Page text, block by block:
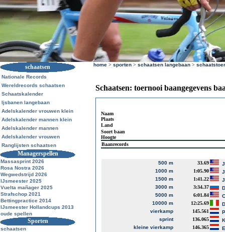
schaatsen
Nationale Records
Wereldrecords schaatsen
Schaatskalender
Ijsbanen langebaan
Adelskalender vrouwen klein
Adelskalender mannen klein
Adelskalender mannen
Adelskalender vrouwen
Ranglijsten schaatsen
Managerspellen
Massasprint 2026
Rosa Nostra 2026
Wegwedstrijd 2026
IJsmeester 2025
Vuelta mañager 2025
Strafschop 2021
Bettingpractice 2014
IJsmeester Hollandcups 2013
oude spellen
Sporten
schaatsen
home > sporten > schaatsen langebaan >
Schaatsen: toernooi baangegevens
Naam
Plaats
Land
Soort baan
Hoogte
Baanrecords
500 m 33.69
1000 m
1:05.90
1500 m
1:41.22
3000 m
3:34.37
5000 m
6:01.84
10000 m
12:25.69
vierkamp
145.561
sprint
136.065
kleine vierkamp
146.365